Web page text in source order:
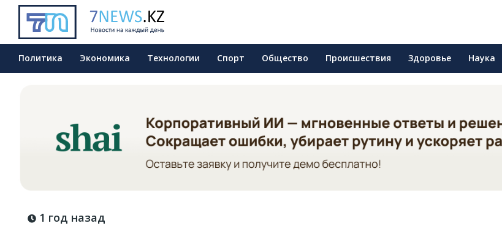
Политика Экономика Технологии Спорт Общество Происшествия Здоровье Наука
1 год назад